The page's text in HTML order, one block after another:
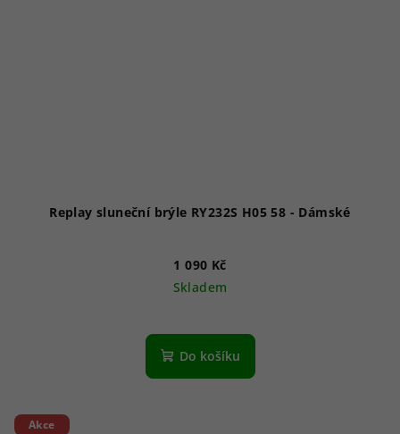
Replay sluneční brýle RY232S H05 58 - Dámské
1 090 Kč
Skladem
Do košíku
Akce